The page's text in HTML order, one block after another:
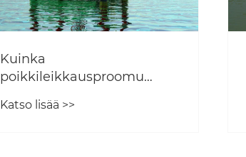
Kuinka
vedenpuhdistuspumppuasema
toimituksen tehokkuutta?
Katso lisää >>